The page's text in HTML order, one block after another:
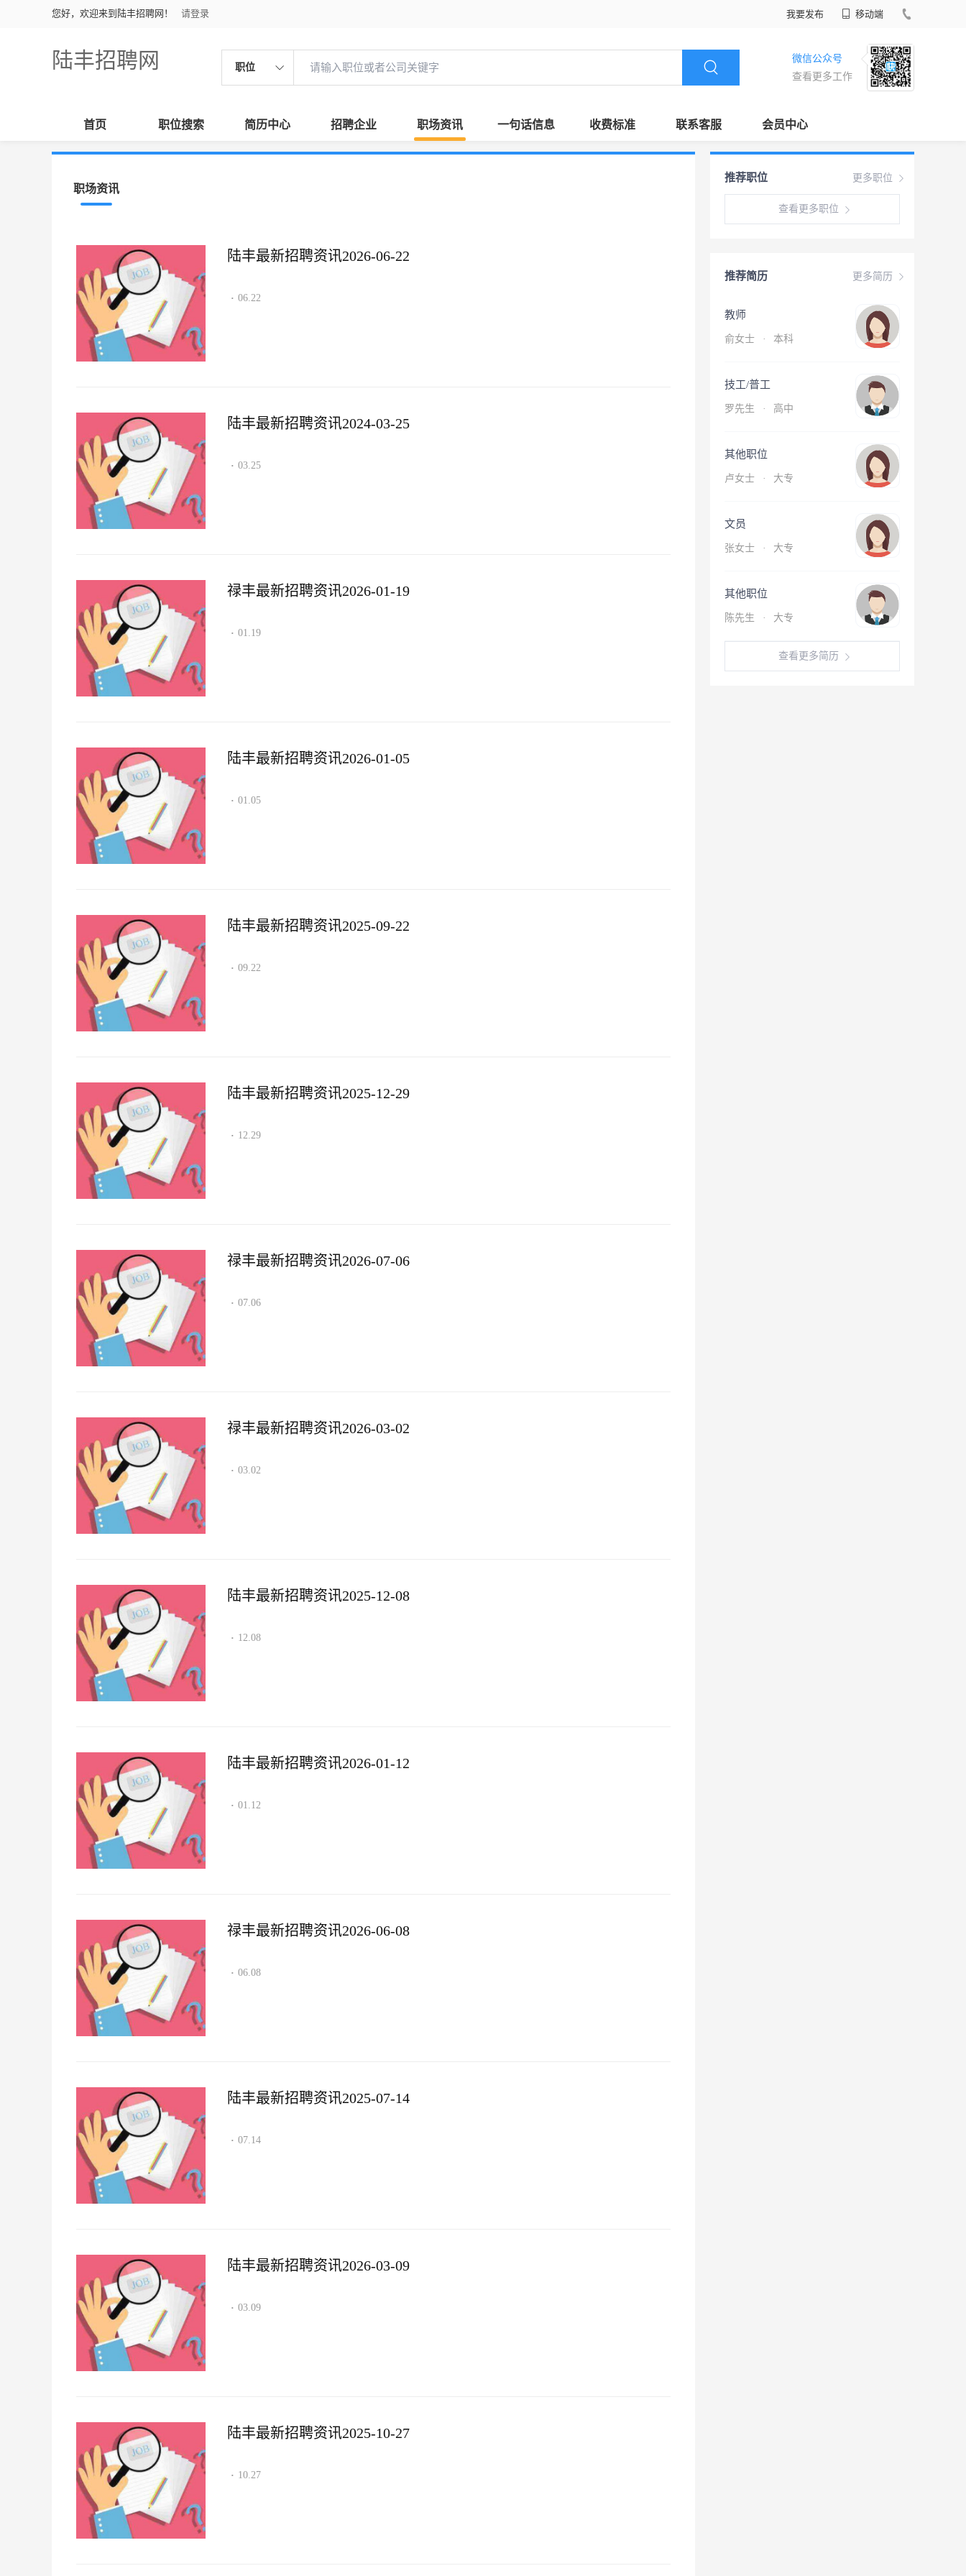
您好，欢迎来到陆丰招聘网！ 请登录 我要发布 移动端
陆丰招聘网 职位
微信公众号
查看更多工作
首页 职位搜索 简历中心 招聘企业 职场资讯 一句话信息 收费标准 联系客服 会员中心
职场资讯
陆丰最新招聘资讯2026-06-22
· 06.22
陆丰最新招聘资讯2024-03-25
· 03.25
禄丰最新招聘资讯2026-01-19
· 01.19
陆丰最新招聘资讯2026-01-05
· 01.05
陆丰最新招聘资讯2025-09-22
· 09.22
陆丰最新招聘资讯2025-12-29
· 12.29
禄丰最新招聘资讯2026-07-06
· 07.06
禄丰最新招聘资讯2026-03-02
· 03.02
陆丰最新招聘资讯2025-12-08
· 12.08
陆丰最新招聘资讯2026-01-12
· 01.12
禄丰最新招聘资讯2026-06-08
· 06.08
陆丰最新招聘资讯2025-07-14
· 07.14
陆丰最新招聘资讯2026-03-09
· 03.09
陆丰最新招聘资讯2025-10-27
· 10.27
更多职位
推荐职位
查看更多职位
更多简历
推荐简历
教师
俞女士 · 本科
技工/普工
罗先生 · 高中
其他职位
卢女士 · 大专
文员
张女士 · 大专
其他职位
陈先生 · 大专
查看更多简历